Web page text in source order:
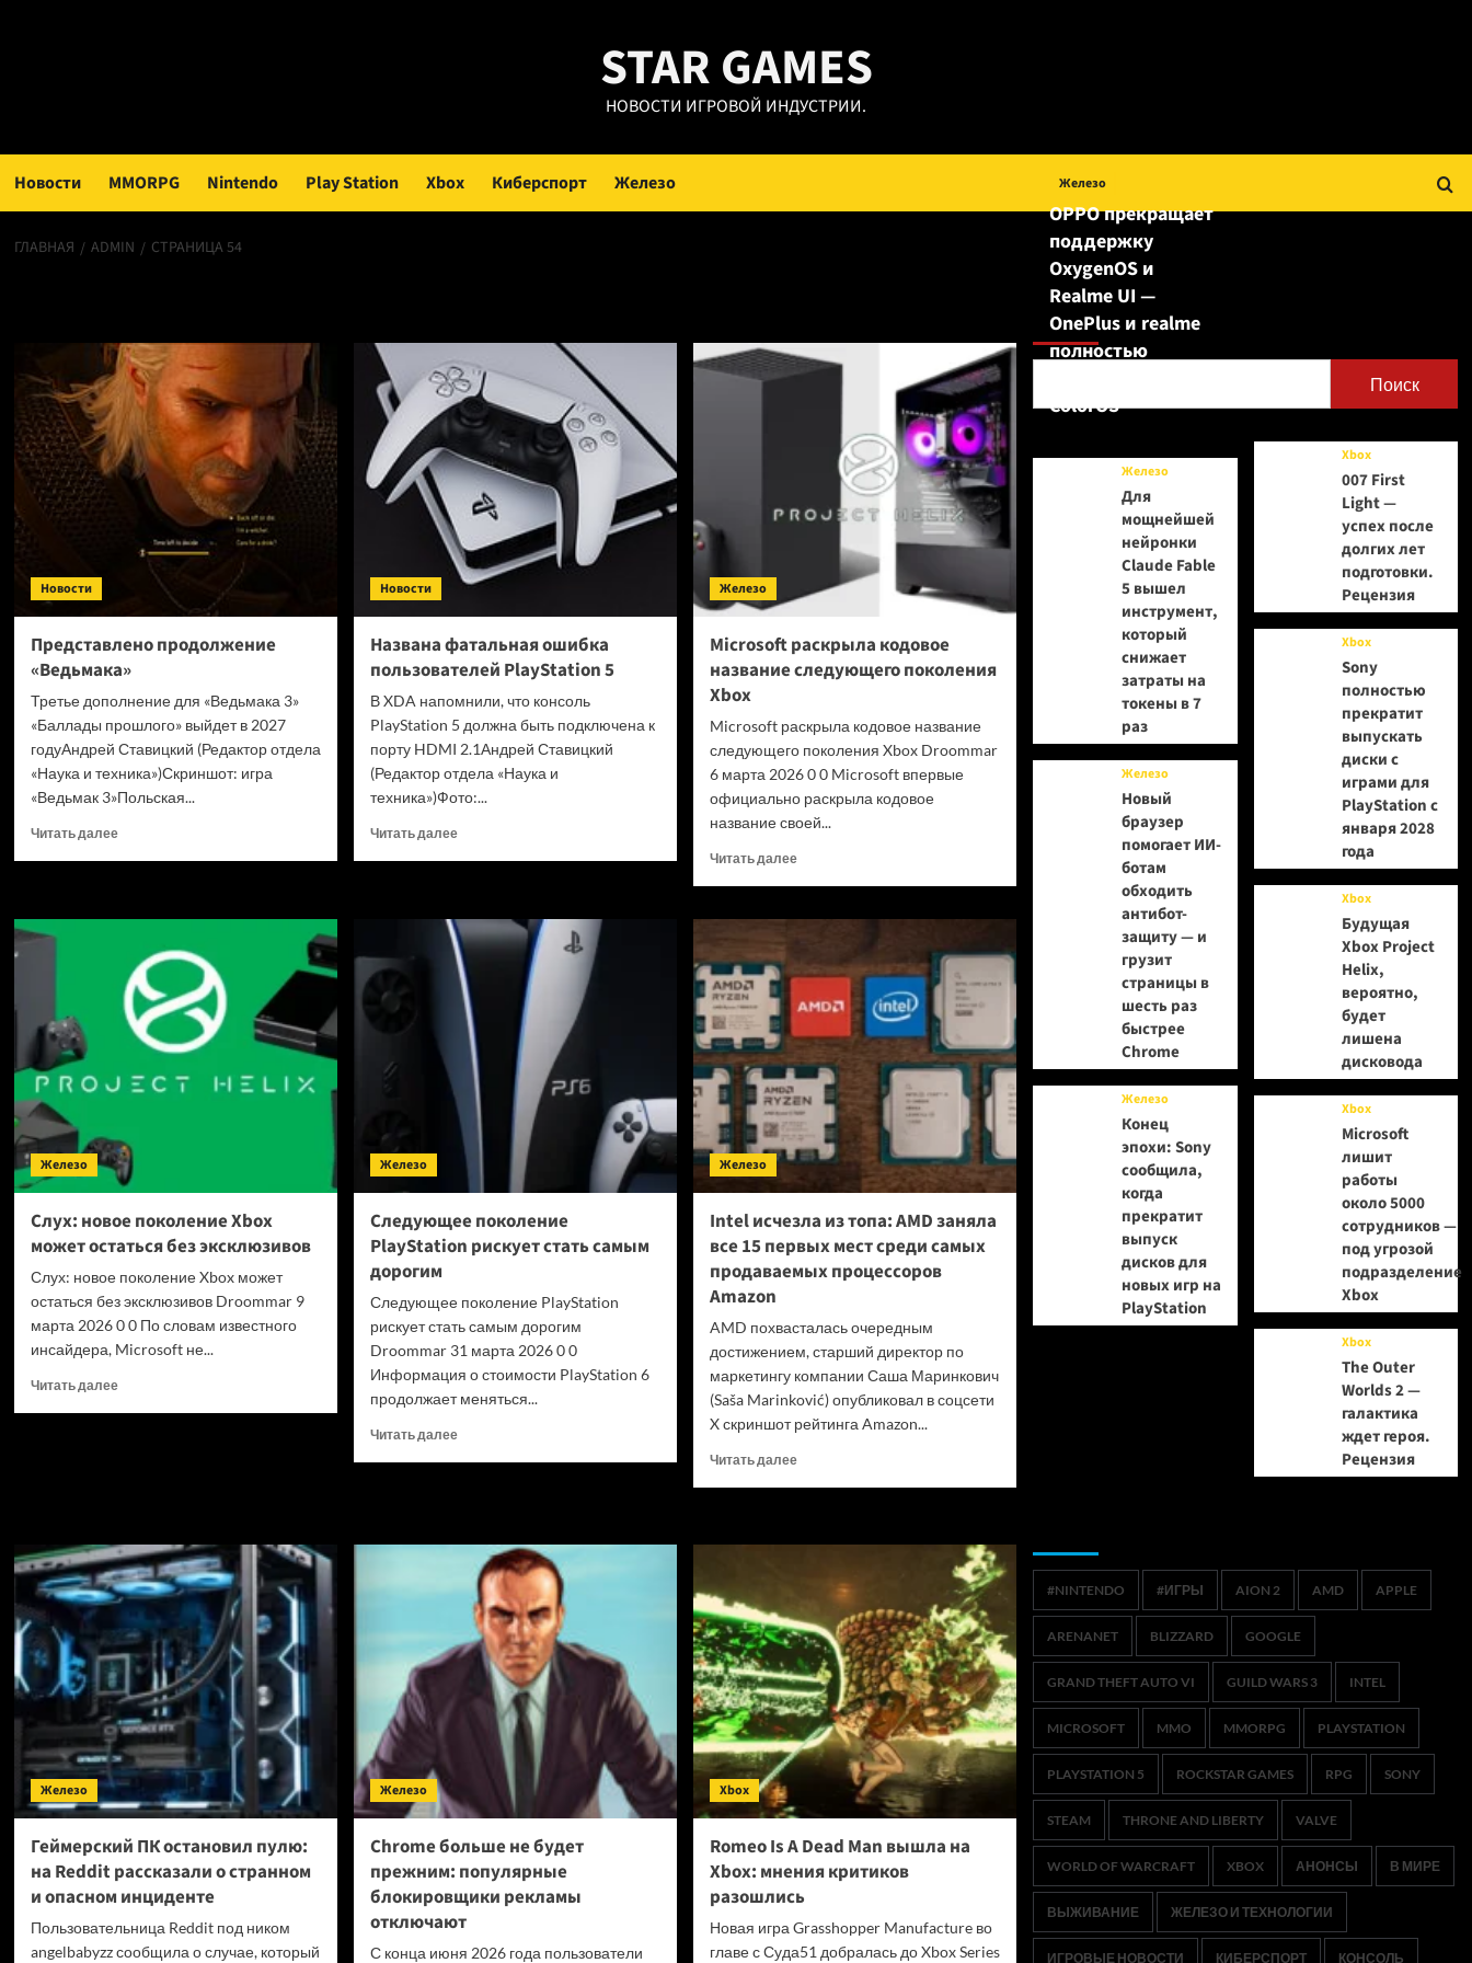
STAR GAMES
НОВОСТИ ИГРОВОЙ ИНДУСТРИИ.
Новости MMORPG Nintendo Play Station Xbox Киберспорт Железо
ГЛАВНАЯ ADMIN СТРАНИЦА 54
Новости
Представлено продолжение
«Ведьмака»
Третье дополнение для «Ведьмака 3»
«Баллады прошлого» выйдет в 2027
годуАндрей Ставицкий (Редактор отдела
«Наука и техника»)Скриншот: игра
«Ведьмак 3»Польская...
Читать далееПрочитать
Новости
Названа фатальная ошибка
пользователей PlayStation 5
В XDA напомнили, что консоль
PlayStation 5 должна быть подключена к
порту HDMI 2.1Андрей Ставицкий
(Редактор отдела «Наука и
техника»)Фото:...
Читать далееПрочитать
ошибка
пользователей
PlayStation
5
Железо
Microsoft раскрыла кодовое
название следующего поколения
Xbox
Microsoft раскрыла кодовое название
следующего поколения Xbox Droommar
6 марта 2026 0 0 Microsoft впервые
официально раскрыла кодовое
название своей...
Читать далееПрочитать
Microsoft
кодовое
название
следующего
Xbox
Железо
Слух: новое поколение Xbox
может остаться без эксклюзивов
Слух: новое поколение Xbox может
остаться без эксклюзивов Droommar 9
марта 2026 0 0 По словам известного
инсайдера, Microsoft не...
Читать далееПрочитать
остаться
без
эксклюзивов
Железо
Следующее поколение
PlayStation рискует стать самым
дорогим
Следующее поколение PlayStation
рискует стать самым дорогим
Droommar 31 марта 2026 0 0
Информация о стоимости PlayStation 6
продолжает меняться...
Читать далееПрочитать
рискует
стать
самым
дорогим
Железо
Intel исчезла из топа: AMD заняла
все 15 первых мест среди самых
продаваемых процессоров
Amazon
AMD похвасталась очередным
достижением, старший директор по
маркетингу компании Саша Маринкович
(Saša Marinković) опубликовал в соцсети
X скриншот рейтинга Amazon...
Читать далееПрочитать
заняла
все
15
первых
мест
среди
самых
продаваемых
процессоров
Железо
Геймерский ПК остановил пулю:
на Reddit рассказали о странном
и опасном инциденте
Пользовательница Reddit под ником
angelbabyzz сообщила о случае, который
Железо
Chrome больше не будет
прежним: популярные
блокировщики рекламы
отключают
С конца июня 2026 года пользователи
Xbox
Romeo Is A Dead Man вышла на
Xbox: мнения критиков
разошлись
Новая игра Grasshopper Manufacture во
главе с Суда51 добралась до Xbox Series
Поиск
Поиск
Железо
OPPO прекращает
поддержку
OxygenOS и
Realme UI —
OnePlus и realme
полностью
ColorOS
Железо
Для
мощнейшей
нейронки
Claude Fable
5 вышел
инструмент,
который
снижает
затраты на
токены в 7
раз
Железо
Новый
браузер
помогает ИИ-
ботам
обходить
антибот-
защиту — и
грузит
страницы в
шесть раз
быстрее
Chrome
Железо
Конец
эпохи: Sony
сообщила,
когда
прекратит
выпуск
дисков для
новых игр на
PlayStation
Xbox
007 First
Light —
успех после
долгих лет
подготовки.
Рецензия
Xbox
Sony
полностью
прекратит
выпускать
диски с
играми для
PlayStation с
января 2028
года
Xbox
Будущая
Xbox Project
Helix,
вероятно,
будет
лишена
дисковода
Xbox
Microsoft
лишит
работы
около 5000
сотрудников —
под угрозой
подразделение
Xbox
Xbox
The Outer
Worlds 2 —
галактика
ждет героя.
Рецензия
#NINTENDO #ИГРЫ AION 2 AMD APPLE
ARENANET BLIZZARD GOOGLE
GRAND THEFT AUTO VI GUILD WARS 3 INTEL
MICROSOFT MMO MMORPG PLAYSTATION
PLAYSTATION 5 ROCKSTAR GAMES RPG SONY
STEAM THRONE AND LIBERTY VALVE
WORLD OF WARCRAFT XBOX АНОНСЫ В МИРЕ
ВЫЖИВАНИЕ ЖЕЛЕЗО И ТЕХНОЛОГИИ
ИГРОВЫЕ НОВОСТИ КИБЕРСПОРТ КОНСОЛЬ